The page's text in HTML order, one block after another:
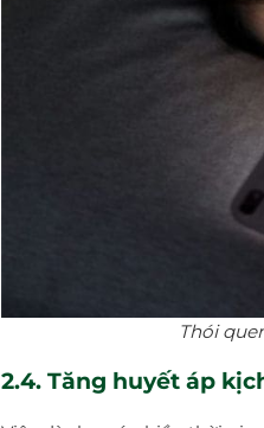
Thói
2.4. Tăng huyết áp